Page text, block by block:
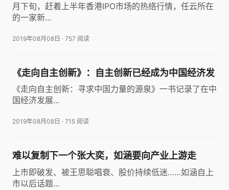
月下旬，赶着上半年香港IPO市场的热络行情，任云所在
的一家新...
2019年08月08日 · 757 阅读
《走向自主创新》：自主创新已经成为中国经济发
展的大政方针
《走向自主创新：寻求中国力量的源泉》一书记录了在中
国经济发展...
2019年08月08日 · 715 阅读
难以复制下一个张大奕，如涵要向产业上游走
上市即破发、被王思聪唱衰、股价持续低迷……如涵自上
市以后话题...